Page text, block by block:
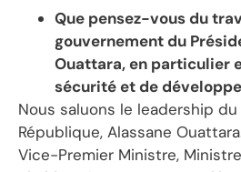
Que pensez-vous du
gouvernement du
Ouattara, en particulier
sécurité et de
Nous saluons le leadership
République, Alassane
Vice-Premier Ministre,